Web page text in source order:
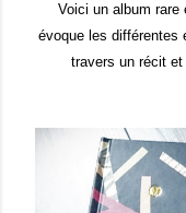
Voici un album
évoque les différentes
travers un récit